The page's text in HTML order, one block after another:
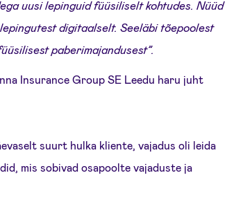
uusi lepinguid füüsiliselt kohtudes. Nüüd
digitaalselt. Seeläbi tõepoolest
paberimajandusest”.
Insurance Group SE Leedu haru juht
suurt hulka kliente, vajadus oli leida
mis sobivad osapoolte vajaduste ja